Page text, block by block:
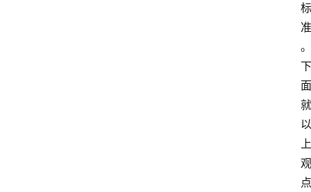
标
准
。
下
面
就
以
上
观
点